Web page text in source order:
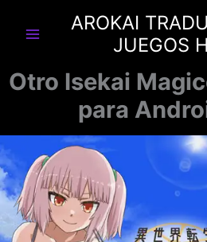
AROKAI
JUEGOS
Otro Isekai
para